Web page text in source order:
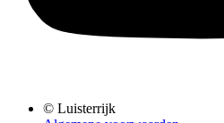
© Luisterrijk